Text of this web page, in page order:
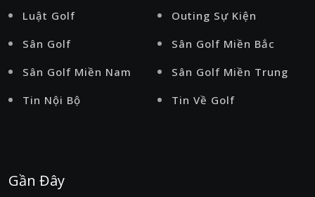
Luật Golf
Outing Sự Kiện
Sân Golf
Sân Golf Miền Bắc
Sân Golf Miền Nam
Sân Golf Miền Trung
Tin Nội Bộ
Tin Về Golf
Gần Đây